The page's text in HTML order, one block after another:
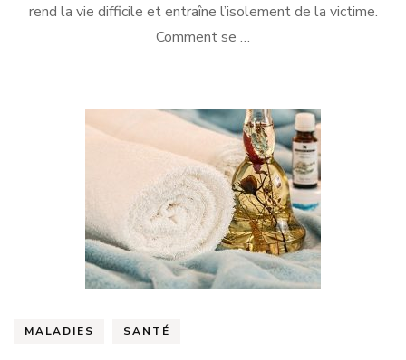
rend la vie difficile et entraîne l’isolement de la victime.
Comment se …
MALADIES SANTÉ